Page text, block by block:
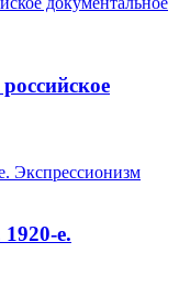
е.